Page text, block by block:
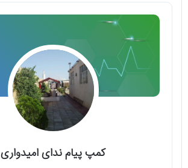
کمپ پیام ندای امیدواری